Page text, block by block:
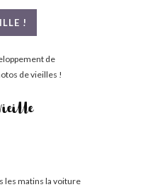
!
de
de vieilles !
les matins la voiture